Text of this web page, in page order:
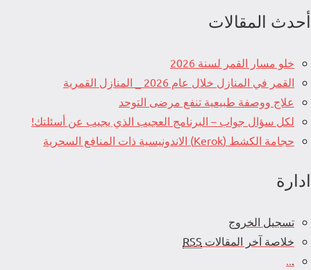
أحدث المقالات
خلو مسار القمر لسنة 2026
القمر في المنازل خلال عام 2026 _ المنازل القمرية
علاج ووصفة طبيعية تنفع مرضى التوحد
لكل سؤال جواب – البرنامج العجيب الذي يجيب عن أسئلتك!
حجامة الكشط (Kerok) الاندونيسية ذات المنافع السحرية
ادارة
تسجيل الخروج
خلاصة آخر المقالات RSS
.
..